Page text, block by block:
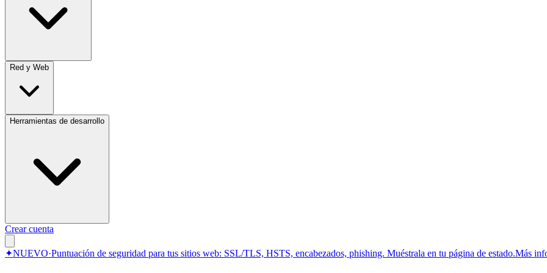
Red y Web
Herramientas de desarrollo
Crear cuenta
✦NUEVO·Puntuación de seguridad para tus sitios web: SSL/TLS, HSTS, encabezados, phishing. Muéstrala en tu página de estado.Más